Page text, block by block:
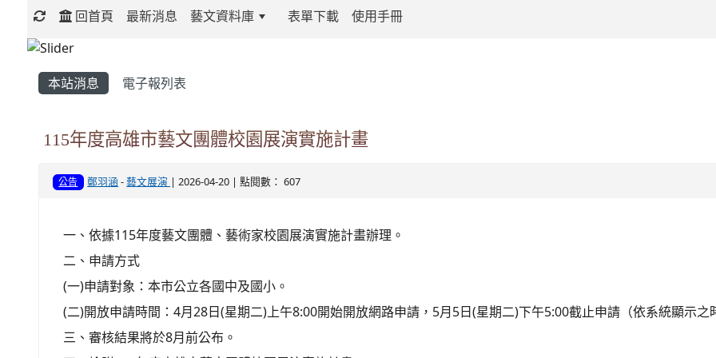
回首頁 最新消息 藝文資料庫 表單下載 使用手冊
本站消息 電子報列表
115年度高雄市藝文團體校園展演實施計畫
公告 鄭羽涵 -藝文展演 | 2026-04-20 | 點閱數： 607
一、依據115年度藝文團體、藝術家校園展演實施計畫辦理。
二、申請方式
(一)申請對象：本市公立各國中及國小。
(二)開放申請時間：4月28日(星期二)上午8:00開始開放網路申請，5月5日(星期二)下午5:00截止申請（依系統顯示之
三、審核結果將於8月前公布。